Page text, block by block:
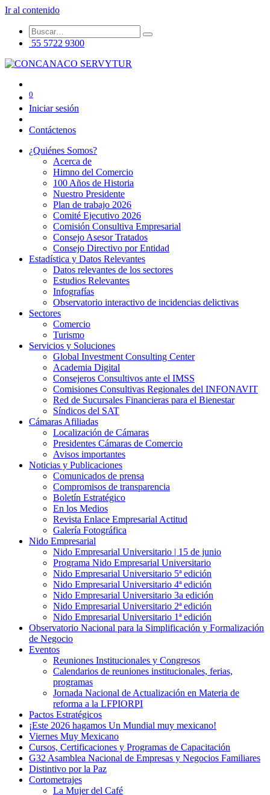
Ir al contenido
55 5722 9300
0
Iniciar sesión
Contáctenos
¿Quiénes Somos?
Acerca de
Himno del Comercio
100 Años de Historia
Nuestro Presidente
Plan de trabajo 2026
Comité Ejecutivo 2026
Comisión Consultiva Empresarial
Consejo Asesor Tratados
Consejo Directivo por Entidad
Estadística y Datos Relevantes
Datos relevantes de los sectores
Estudios Relevantes
Infografías
Observatorio interactivo de incidencias delictivas
Sectores
Comercio
Turismo
Servicios y Soluciones
Global Investment Consulting Center
Academia Digital
Consejeros Consultivos ante el IMSS
Comisiones Consultivas Regionales del INFONAVIT
Red de Sucursales Financieras para el Bienestar
Síndicos del SAT
Cámaras Afiliadas
Localización de Cámaras
Presidentes Cámaras de Comercio
Avisos importantes
Noticias y Publicaciones
Comunicados de prensa
Compromisos de transparencia
Boletín Estratégico
En los Medios
Revista Enlace Empresarial Actitud
Galería Fotográfica
Nido Empresarial
Nido Empresarial Universitario | 15 de junio
Programa Nido Empresarial Universitario
Nido Empresarial Universitario 5ª edición
Nido Empresarial Universitario 4ª edición
Nido Empresarial Universitario 3a edición
Nido Empresarial Universitario 2ª edición
Nido Empresarial Universitario 1ª edición
Observatorio Nacional para la Simplificación y Formalización
de Negocio
Eventos
Reuniones Institucionales y Congresos
Calendarios de reuniones institucionales, ferias,
programas
Jornada Nacional de Actualización en Materia de
reforma a la LFPIORPI
Pactos Estratégicos
¡Este 2026 hagamos Un Mundial muy mexicano!
Viernes Muy Mexicano
Cursos, Certificaciones y Programas de Capacitación
G32 Asamblea Nacional de Empresas y Negocios Familiares
Distintivo por la Paz
Cortometrajes
La Mujer del Café